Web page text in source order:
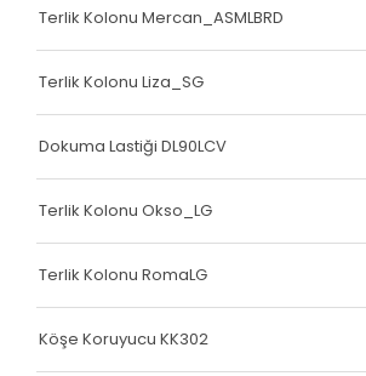
Terlik Kolonu Mercan_ASMLBRD
Terlik Kolonu Liza_SG
Dokuma Lastiği DL90LCV
Terlik Kolonu Okso_LG
Terlik Kolonu RomaLG
Köşe Koruyucu KK302